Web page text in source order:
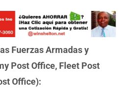
Fuerzas Armadas y
Post Office, Fleet Post
Office):